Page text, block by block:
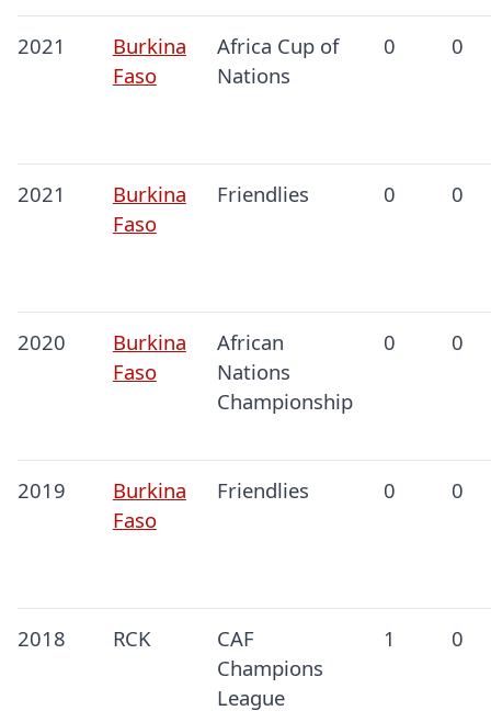
2021
Burkina
Faso
Africa Cup of
Nations
0 0
2021
Burkina
Faso
Friendlies 0 0
2020
Burkina
Faso
African
Nations
Championship
0 0
2019
Burkina
Faso
Friendlies 0 0
2018 RCK
CAF
Champions
League
1 0